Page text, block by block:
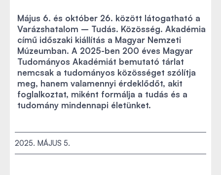
Május 6. és október 26. között látogatható a
Varázshatalom – Tudás. Közösség. Akadémia
című időszaki kiállítás a Magyar Nemzeti
Múzeumban. A 2025-ben 200 éves Magyar
Tudományos Akadémiát bemutató tárlat
nemcsak a tudományos közösséget szólítja
meg, hanem valamennyi érdeklődőt, akit
foglalkoztat, miként formálja a tudás és a
tudomány mindennapi életünket.
2025. MÁJUS 5.